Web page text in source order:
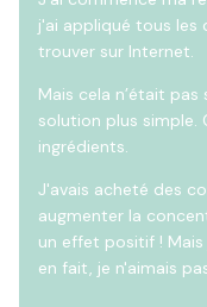
j'ai appliqué tous les
trouver sur Internet.
Mais cela n’était
solution plus simple.
ingrédients.
J'avais acheté des
augmenter la
un effet positif !
en fait, je n'aimais